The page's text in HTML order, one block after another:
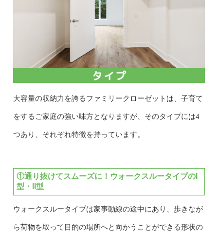
大容量の収納力を誇るファミリークローゼットは、子育て
をするご家庭の強い味方となりますが、そのタイプには4
つあり、それぞれ特徴を持っています。
①通り抜けてスムーズに！ウォークスルータイプのI
型・II型
ウォークスルータイプは家事動線の途中にあり、歩きなが
ら荷物を取って目的の場所へと向かうことができる形状の